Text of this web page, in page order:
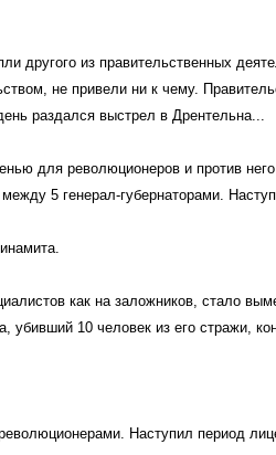
другого из правительственных
не привели ни к чему.
раздался выстрел в Дрентельна...
для революционеров и против
5 генерал-губернаторами.
как на заложников, стало
10 человек из его стражи,
Наступил период